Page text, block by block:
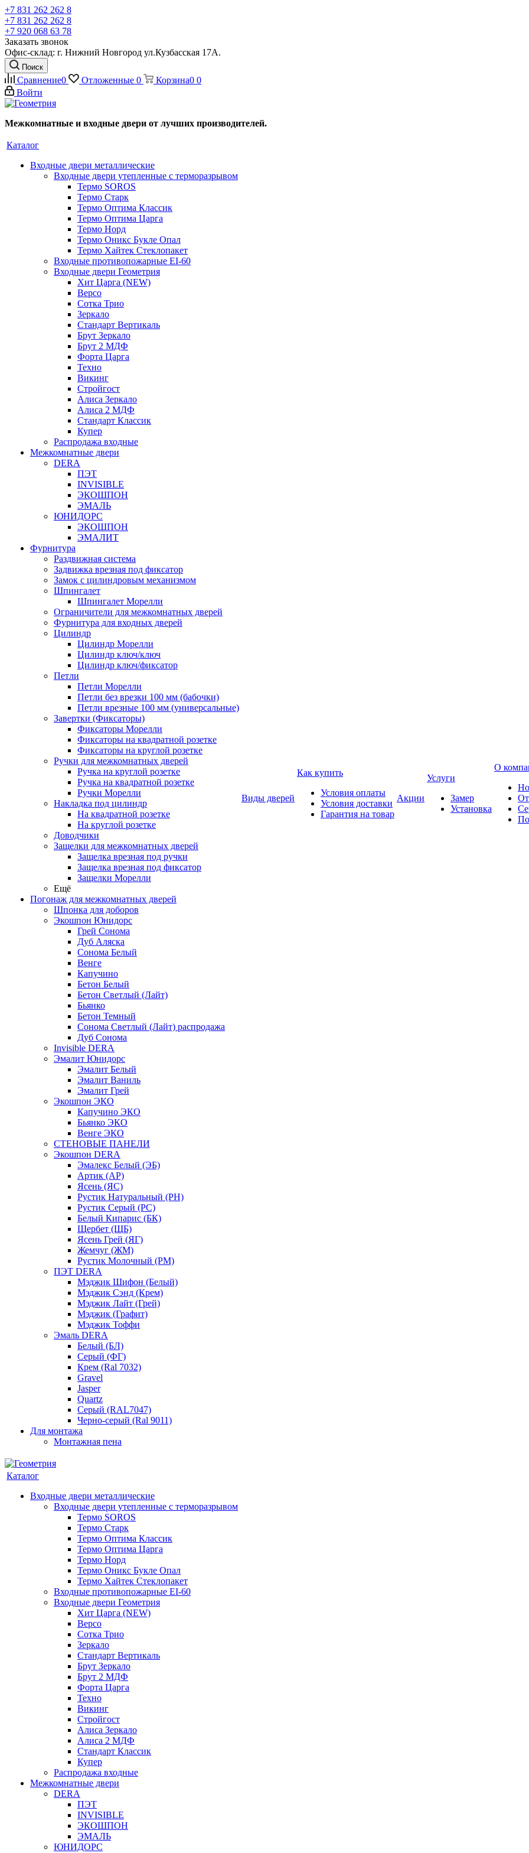
+7 831 262 262 8
+7 831 262 262 8
+7 920 068 63 78
Заказать звонок
Офис-склад: г. Нижний Новгород ул.Кузбасская 17А.
Поиск
Сравнение0 Отложенные 0 Корзина0 0
Войти
Межкомнатные и входные двери от лучших производителей.
Каталог
Входные двери металлические
Входные двери утепленные с терморазрывом
Термо SOROS
Термо Старк
Термо Оптима Классик
Термо Оптима Царга
Термо Норд
Термо Оникс Букле Опал
Термо Хайтек Стеклопакет
Входные противопожарные EI-60
Входные двери Геометрия
Хит Царга (NEW)
Версо
Сотка Трио
Зеркало
Стандарт Вертикаль
Брут Зеркало
Брут 2 МДФ
Форта Царга
Техно
Викинг
Стройгост
Алиса Зеркало
Алиса 2 МДФ
Стандарт Классик
Купер
Распродажа входные
Межкомнатные двери
DERA
ПЭТ
INVISIBLE
ЭКОШПОН
ЭМАЛЬ
ЮНИДОРС
ЭКОШПОН
ЭМАЛИТ
Фурнитура
Раздвижная система
Задвижка врезная под фиксатор
Замок с цилиндровым механизмом
Шпингалет
Шпингалет Морелли
Ограничители для межкомнатных дверей
Фурнитура для входных дверей
Цилиндр
Цилиндр Морелли
Цилиндр ключ/ключ
Цилиндр ключ/фиксатор
Петли
Петли Морелли
Петли без врезки 100 мм (бабочки)
Петли врезные 100 мм (универсальные)
Завертки (Фиксаторы)
Фиксаторы Морелли
Фиксаторы на квадратной розетке
Фиксаторы на круглой розетке
Ручки для межкомнатных дверей
Ручка на круглой розетке
Ручка на квадратной розетке
Ручки Морелли
Накладка под цилиндр
На квадратной розетке
На круглой розетке
Доводчики
Защелки для межкомнатных дверей
Защелка врезная под ручки
Защелка врезная под фиксатор
Защелки Морелли
Ещё
Погонаж для межкомнатных дверей
Шпонка для доборов
Экошпон Юнидорс
Грей Сонома
Дуб Аляска
Сонома Белый
Венге
Капучино
Бетон Белый
Бетон Светлый (Лайт)
Бьянко
Бетон Темный
Сонома Светлый (Лайт) распродажа
Дуб Сонома
Invisible DERA
Эмалит Юнидорс
Эмалит Белый
Эмалит Ваниль
Эмалит Грей
Экошпон ЭКО
Капучино ЭКО
Бьянко ЭКО
Венге ЭКО
СТЕНОВЫЕ ПАНЕЛИ
Экошпон DERA
Эмалекс Белый (ЭБ)
Артик (АР)
Ясень (ЯС)
Рустик Натуральный (РН)
Рустик Серый (РС)
Белый Кипарис (БК)
Щербет (ЩБ)
Ясень Грей (ЯГ)
Жемчуг (ЖМ)
Рустик Молочный (РМ)
ПЭТ DERA
Мэджик Шифон (Белый)
Мэджик Сэнд (Крем)
Мэджик Лайт (Грей)
Мэджик (Графит)
Мэджик Тоффи
Эмаль DERA
Белый (БЛ)
Серый (ФГ)
Крем (Ral 7032)
Gravel
Jasper
Quartz
Серый (RAL7047)
Черно-серый (Ral 9011)
Для монтажа
Монтажная пена
Виды дверей
Как купить
Условия оплаты
Условия доставки
Гарантия на товар
Акции
Услуги
Замер
Установка
О
Каталог
Входные двери металлические
Входные двери утепленные с терморазрывом
Термо SOROS
Термо Старк
Термо Оптима Классик
Термо Оптима Царга
Термо Норд
Термо Оникс Букле Опал
Термо Хайтек Стеклопакет
Входные противопожарные EI-60
Входные двери Геометрия
Хит Царга (NEW)
Версо
Сотка Трио
Зеркало
Стандарт Вертикаль
Брут Зеркало
Брут 2 МДФ
Форта Царга
Техно
Викинг
Стройгост
Алиса Зеркало
Алиса 2 МДФ
Стандарт Классик
Купер
Распродажа входные
Межкомнатные двери
DERA
ПЭТ
INVISIBLE
ЭКОШПОН
ЭМАЛЬ
ЮНИДОРС